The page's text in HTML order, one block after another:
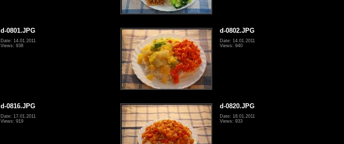
d-0801.JPG
Date: 14.01.2011
Views: 938
d-0802.JPG
Date: 14.01.2011
Views: 940
d-0816.JPG
Date: 17.01.2011
Views: 919
d-0820.JPG
Date: 18.01.2011
Views: 933